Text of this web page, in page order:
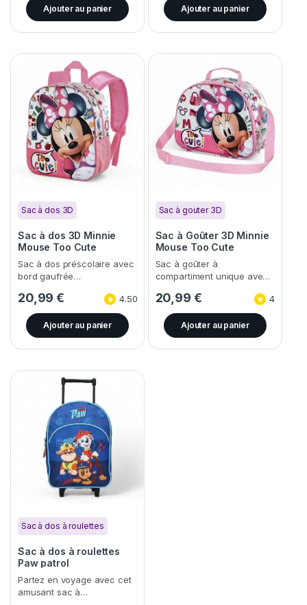
Ajouter au panier Ajouter au panier
Sac à dos 3D
Sac à dos 3D Minnie
Mouse Too Cute
Sac à dos préscolaire avec
bord gaufrée…
20,99€ 4.50
Ajouter au panier
Sac à gouter 3D
Sac à Goûter 3D Minnie
Mouse Too Cute
Sac à goûter à
compartiment unique ave…
20,99 € 4
Ajouter au panier
Sac à dos à roulettes
Sac à dos à roulettes
Paw patrol
Partez en voyage avec cet
amusant sac à…